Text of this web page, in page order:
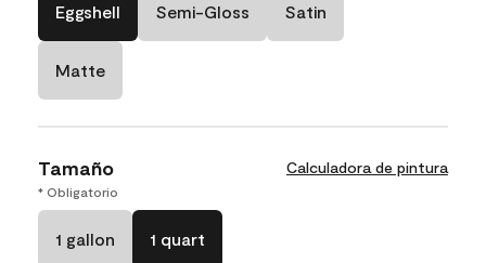
Eggshell Semi-Gloss Satin
Matte
Tamaño Calculadora de pintura
* Obligatorio
1 gallon 1 quart